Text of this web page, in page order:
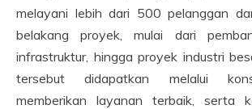
melayani lebih dari 500 pelanggan
belakang proyek, mulai dari
infrastruktur, hingga proyek industri
tersebut didapatkan melalui
memberikan layanan terbaik, serta